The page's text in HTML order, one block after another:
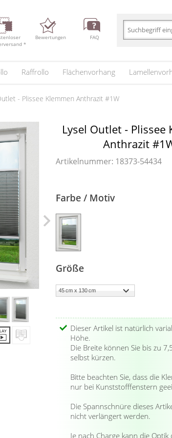
*
Bewertungen FAQ
Raffrollo Flächenvorhang
- Plissee Klemmen Anthrazit #1W
Lysel Outlet - Plissee
Anthrazit
Artikelnummer: 18373-54434
Farbe / Motiv
Größe
Dieser Artikel ist natürlich
Höhe.
Die Breite können Sie bis zu
selbst kürzen.
Bitte beachten Sie, dass die
nur bei Kunststofffenstern
Die Spannschnüre dieses
nicht verlängert werden.
Je nach Charge kann die Optik